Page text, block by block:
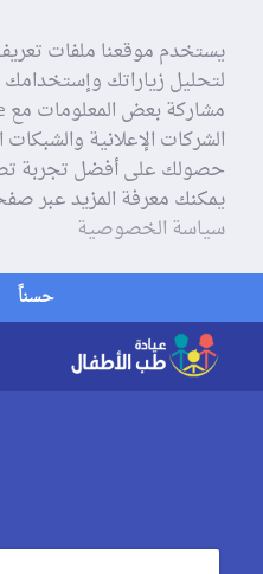
يستخدم موقعنا ملفات تعريف
لتحليل زياراتك وإستخدامك
الشركات الإعلانية
حصولك على أفضل تجربة
يمكنك معرفة المزيد عبر
سياسة الخصوصية
حسناً